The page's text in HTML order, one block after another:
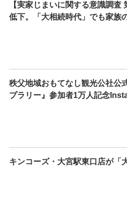
【実家じまいに関する意識調
低下。「大相続時代」でも家族
秩父地域おもてなし観光公社
プラリー』参加者1万人記念
キンコーズ・大宮駅東口店が「